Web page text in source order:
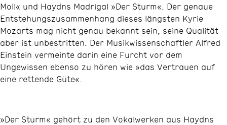
Moll« und Haydns Madrigal »Der Sturm«. Der genaue
Entstehungszusammenhang dieses längsten Kyrie
Mozarts mag nicht genau bekannt sein, seine Qualität
aber ist unbestritten. Der Musikwissenschaftler Alfred
Einstein vermeinte darin eine Furcht vor dem
Ungewissen ebenso zu hören wie »das Vertrauen auf
eine rettende Güte«.
»Der Sturm« gehört zu den Vokalwerken aus Haydns